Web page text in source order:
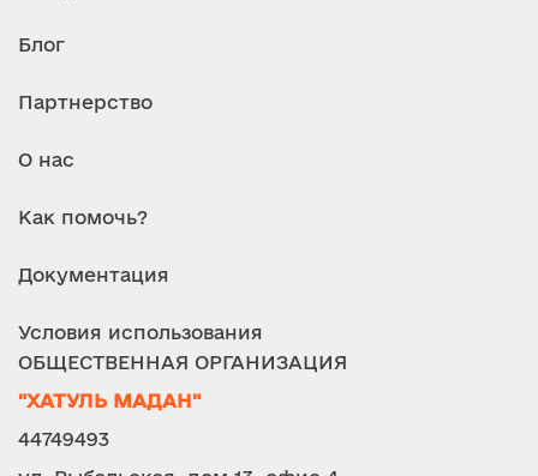
Блог
Партнерство
О нас
Как помочь?
Документация
Условия использования
ОБЩЕСТВЕННАЯ ОРГАНИЗАЦИЯ
"ХАТУЛЬ МАДАН"
44749493